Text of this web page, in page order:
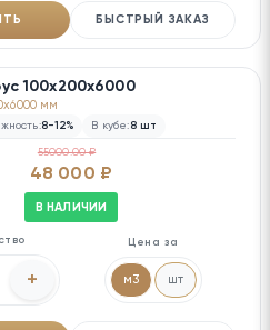
БЫСТРЫЙ ЗАКАЗ
100х200х6000
мм
8-12% В кубе: 8 шт
55000.00 ₽
48 000 ₽
В НАЛИЧИИ
+
Цена за
м3 шт